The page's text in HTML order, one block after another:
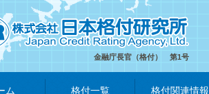
金融庁長官（格付） 第1号
ム 格付一覧 格付関連情報